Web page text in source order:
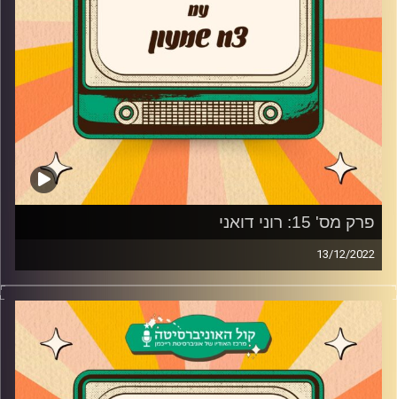
קרדיט תמונות:
AudioVersity
פרק מס' 15: רוני דואני
13/12/2022
רוני דואני מגיעה לאולפן פלאשבק כדי לספר על הצעדים
הראשונים בעולם המוזיקה, איך זה מרגיש להיות האישה
הראשונה שהביאה את הפופ הטהור לישראל, איזה פסטיגל היא
הכי אהבה והאם היא זוכרת את כל הפסטיגלים שהיא השתתפה
בהם? בנוסף, רוני מגיעה לספר למה החליטה לקחת הפסקה
ומה הסיבה שהחליטה לחזור.